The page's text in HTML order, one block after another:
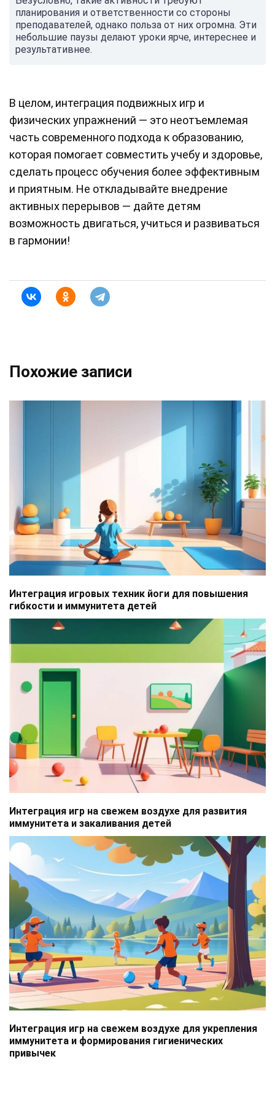
планирования и ответственности со стороны
преподавателей, однако польза от них огромна. Эти
небольшие паузы делают уроки ярче, интереснее и
результативнее.
В целом, интеграция подвижных игр и
физических упражнений — это неотъемлемая
часть современного подхода к образованию,
которая помогает совместить учебу и здоровье,
сделать процесс обучения более эффективным
и приятным. Не откладывайте внедрение
активных перерывов — дайте детям
возможность двигаться, учиться и развиваться
в гармонии!
Похожие записи
Интеграция игровых техник йоги для повышения
гибкости и иммунитета детей
Интеграция игр на свежем воздухе для развития
иммунитета и закаливания детей
Интеграция игр на свежем воздухе для укрепления
иммунитета и формирования гигиенических
привычек